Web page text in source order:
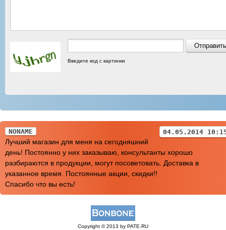
Введите код с картинки
NONAME 04.05.2014
Лучший магазин для меня на сегодняшний
день! Постоянно у них заказываю, консультанты хорошо
разбираются в продукции, могут посоветовать. Доставка в
указанное время. Постоянные акции, скидки!!
Спасибо что вы есть!
Copyright © 2013 by PATE.RU